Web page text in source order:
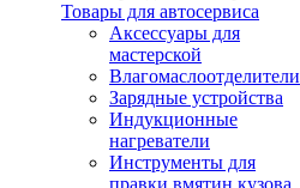
Товары для автосервиса
Аксессуары для
мастерской
Влагомаслоотделители
Зарядные устройства
Индукционные
нагреватели
Инструменты для
правки вмятин кузова